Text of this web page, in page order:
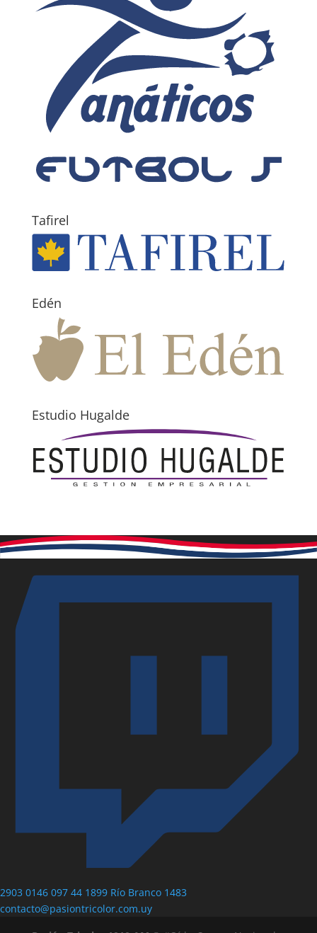
Tafirel
Edén
Estudio Hugalde
2903 0146 097 44 1899 Río Branco 1483
contacto@pasiontricolor.com.uy